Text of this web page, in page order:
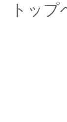
トップ